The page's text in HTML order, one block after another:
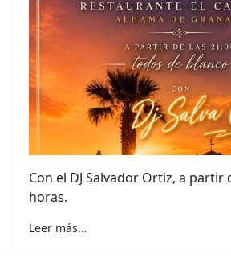
Con el DJ Salvador Ortiz, a partir
horas.
Leer más…